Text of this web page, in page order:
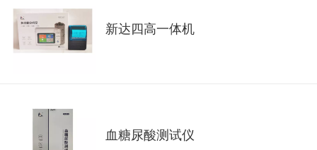
新达四高一体机
血糖尿酸测试仪